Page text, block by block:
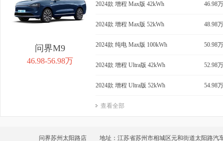
问界M9
46.98-56.98万
2024款 增程 Max版 42kWh 46.98万
2024款 增程 Max版 52kWh 48.98万
2024款 纯电 Max版 100kWh 50.98万
2024款 增程 Ultra版 42kWh 52.98万
2024款 增程 Ultra版 52kWh 54.98万
查看全部
问界苏州太阳路店 地址：江苏省苏州市相城区元和街道太阳路汽